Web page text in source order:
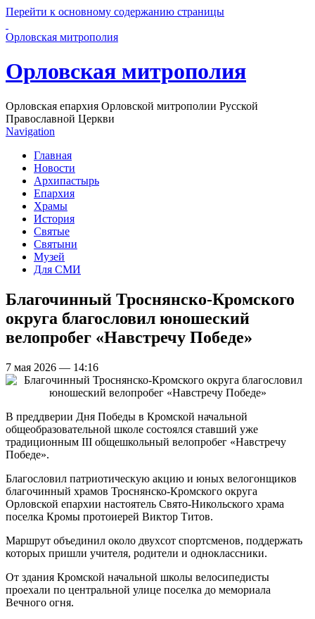
Перейти к основному содержанию страницы
Орловская митрополия
Орловская митрополия
Орловская епархия Орловской митрополии Русской
Православной Церкви
Navigation
Главная
Новости
Архипастырь
Епархия
Храмы
История
Святые
Святыни
Музей
Для СМИ
Благочинный Троснянско-Кромского
округа благословил юношеский
велопробег «Навстречу Победе»
7 мая 2026 — 14:16
В преддверии Дня Победы в Кромской начальной
общеобразовательной школе состоялся ставший уже
традиционным III общешкольный велопробег «Навстречу
Победе».
Благословил патриотическую акцию и юных велогонщиков
благочинный храмов Троснянско-Кромского округа
Орловской епархии настоятель Свято-Никольского храма
поселка Кромы протоиерей Виктор Титов.
Маршрут объединил около двухсот спортсменов, поддержать
которых пришли учителя, родители и одноклассники.
От здания Кромской начальной школы велосипедисты
проехали по центральной улице поселка до мемориала
Вечного огня.